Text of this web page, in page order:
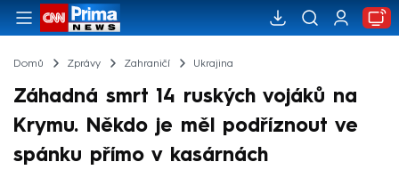
Domů Zprávy Zahraničí Ukrajina
Záhadná smrt 14 ruských vojáků na
Krymu. Někdo je měl podříznout ve
spánku přímo v kasárnách